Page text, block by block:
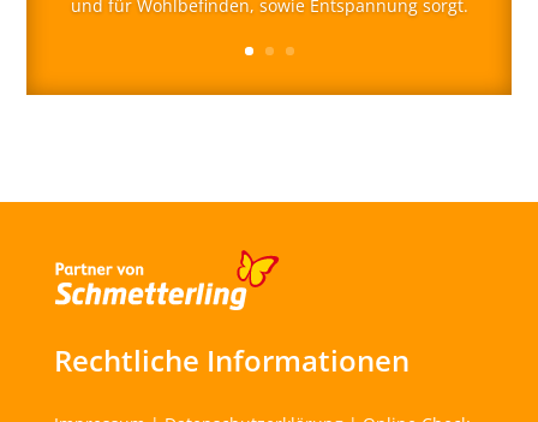
und für Wohlbefinden, sowie Entspannung sorgt.
Rechtliche Informationen